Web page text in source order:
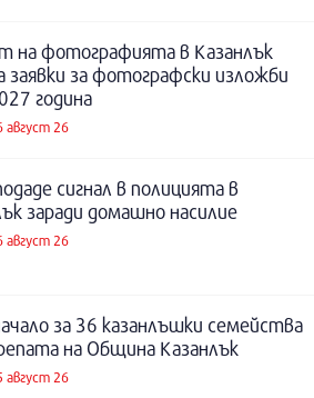
на фотографията в Казанлък
заявки за фотографски изложби
година
август 26
сигнал в полицията в
заради домашно насилие
август 26
за 36 казанлъшки семейства
на Община Казанлък
август 26